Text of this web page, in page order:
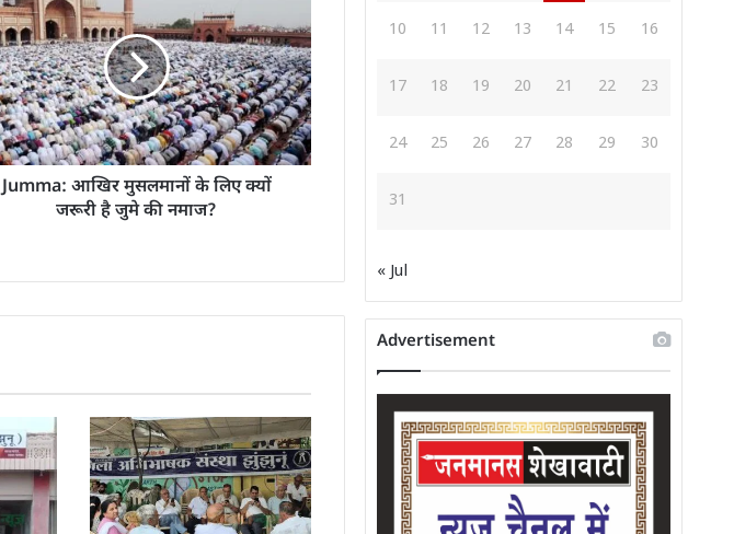
Jumma: आखिर मुसलमानों के लिए क्‍यों
जरूरी है जुमे की नमाज?
10 11 12 13 14 15 16
17 18 19 20 21 22 23
24 25 26 27 28 29 30
31
« Jul
Advertisement